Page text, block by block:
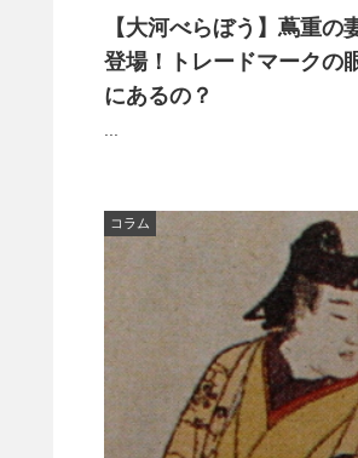
【大河べらぼう】蔦重の
登場！トレードマークの
にあるの？
コラム